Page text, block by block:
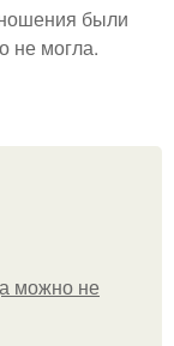
были
не могла.
можно не